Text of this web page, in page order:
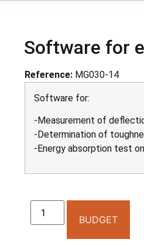
Software for
Reference: MG030-14
Software for:
-Measurement of
-Determination of
-Energy absorption test
BUDGET